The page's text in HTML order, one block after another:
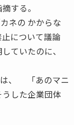
する。
ネの かからな
について議論
ていたのに、
は、 「あのマニ
した企業団体